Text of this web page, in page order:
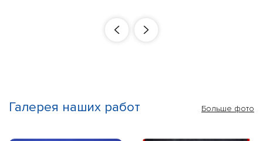
Галерея наших работ Больше фото